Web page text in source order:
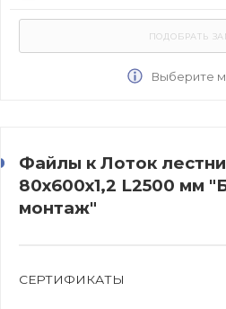
Выберите
Файлы к Лоток
80х600х1,2 L2500 мм
монтаж"
СЕРТИФИКАТЫ